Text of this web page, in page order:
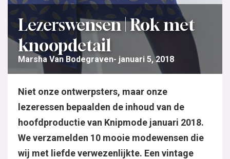
Lezerswensen | Rok met
knoopdetail
Marsha Van Bodegraven januari 5, 2018
Niet onze ontwerpsters, maar onze
lezeressen bepaalden de inhoud van de
hoofdproductie van Knipmode januari 2018.
We verzamelden 10 mooie modewensen die
wij met liefde verwezenlijkte. Een vintage